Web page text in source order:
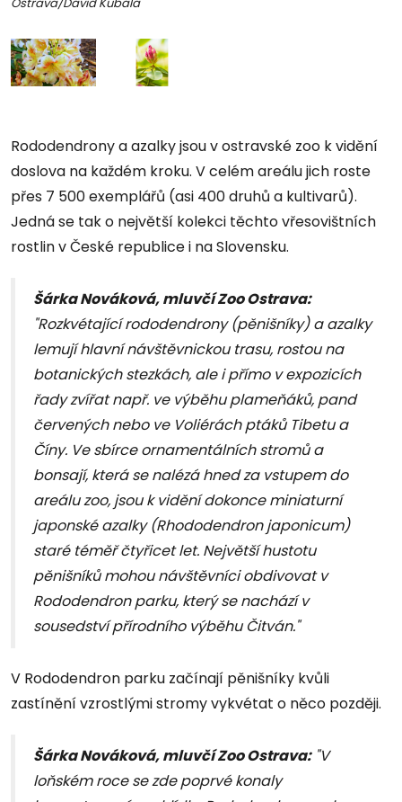
Rododendrony a azalky jsou v ostravské zoo k vidění
doslova na každém kroku. V celém areálu jich roste
přes 7 500 exemplářů (asi 400 druhů a kultivarů).
Jedná se tak o největší kolekci těchto vřesovištních
rostlin v České republice i na Slovensku.
Šárka Nováková, mluvčí Zoo Ostrava:
"Rozkvétající rododendrony (pěnišníky) a azalky
lemují hlavní návštěvnickou trasu, rostou na
botanických stezkách, ale i přímo v expozicích
řady zvířat např. ve výběhu plameňáků, pand
červených nebo ve Voliérách ptáků Tibetu a
Číny. Ve sbírce ornamentálních stromů a
bonsají, která se nalézá hned za vstupem do
areálu zoo, jsou k vidění dokonce miniaturní
japonské azalky (Rhododendron japonicum)
staré téměř čtyřicet let. Největší hustotu
pěnišníků mohou návštěvníci obdivovat v
Rododendron parku, který se nachází v
sousedství přírodního výběhu Čitván."
V Rododendron parku začínají pěnišníky kvůli
zastínění vzrostlými stromy vykvétat o něco později.
Šárka Nováková, mluvčí Zoo Ostrava:"V
loňském roce se zde poprvé konaly